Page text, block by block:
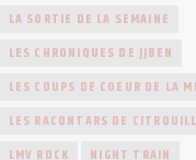
LA SORTIE DE LA SEMAINE
LES CHRONIQUES DE JJBEN
LES COUPS DE COEUR DE LA
LES RACONTARS DE
LMV ROCK
NIGHT TRAIN